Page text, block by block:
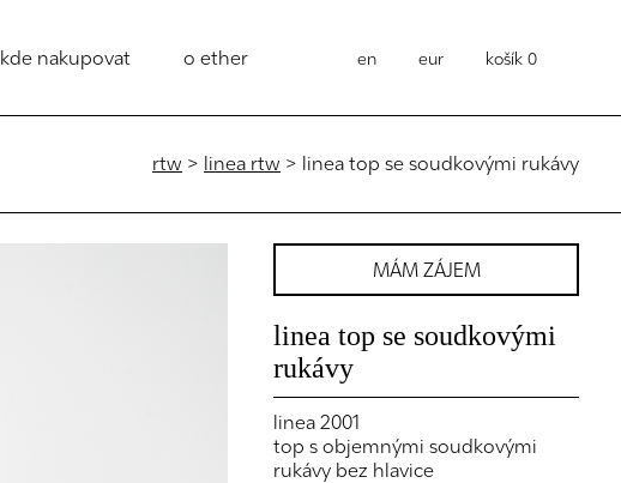
kde nakupovat o ether en eur košík 0
rtw > linea rtw > linea top se soudkovými rukávy
MÁM ZÁJEM
linea top se soudkovými
rukávy
linea 2001
top s objemnými soudkovými
rukávy bez hlavice